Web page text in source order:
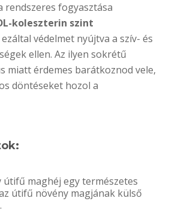
rendszeres fogyasztása
koleszterin szint
ezáltal védelmet nyújtva a szív- és
ellen. Az ilyen sokrétű
miatt érdemes barátkoznod vele,
döntéseket hozol a
útifű maghéj egy természetes
útifű növény magjának külső